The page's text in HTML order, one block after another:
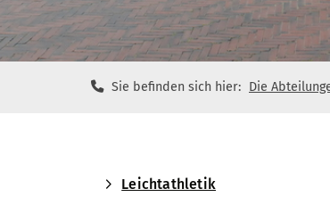
Sie befinden sich hier: Die
Leichtathletik